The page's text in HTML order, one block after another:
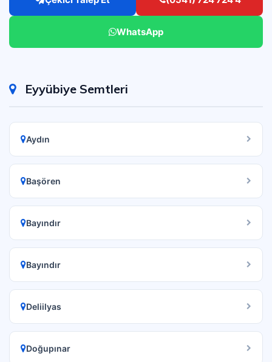
WhatsApp
Eyyübiye Semtleri
Aydın
Başören
Bayındır
Bayındır
Deliilyas
Doğupınar